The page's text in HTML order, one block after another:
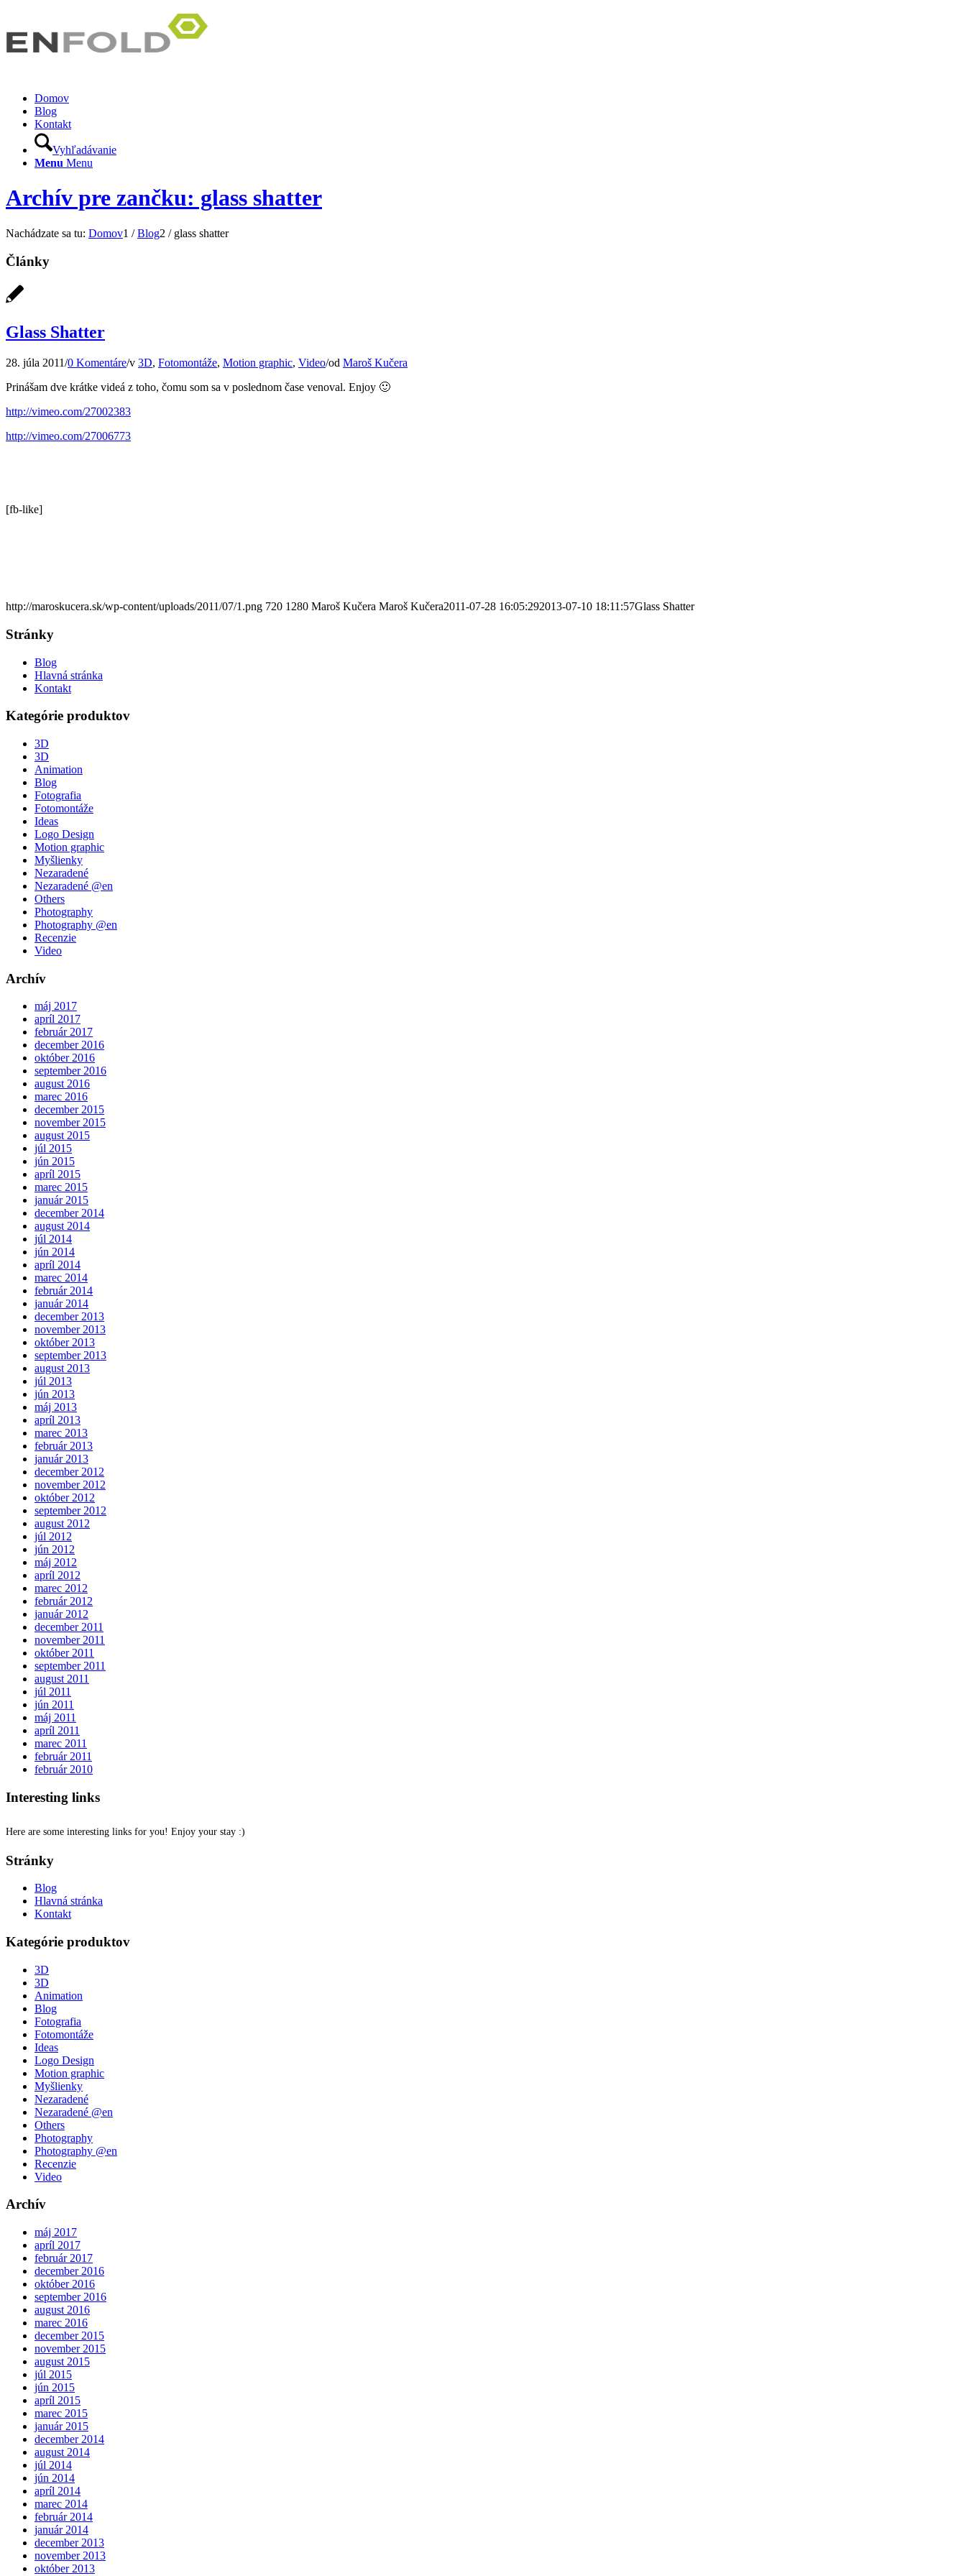
Domov
Blog
Kontakt
Vyhľadávanie
Menu Menu
Archív pre zančku: glass shatter
Nachádzate sa tu: Domov1 / Blog2 / glass shatter
Články
Glass Shatter
28. júla 2011/0 Komentáre/v 3D, Fotomontáže, Motion graphic, Video/od Maroš Kučera
Prinášam dve krátke videá z toho, čomu som sa v poslednom čase venoval. Enjoy 🙂
http://vimeo.com/27002383
http://vimeo.com/27006773
[fb-like]
http://maroskucera.sk/wp-content/uploads/2011/07/1.png 720 1280 Maroš Kučera Maroš Kučera2011-07-28 16:05:292013-07-10 18:11:57Glass Shatter
Stránky
Blog
Hlavná stránka
Kontakt
Kategórie produktov
3D
3D
Animation
Blog
Fotografia
Fotomontáže
Ideas
Logo Design
Motion graphic
Myšlienky
Nezaradené
Nezaradené @en
Others
Photography
Photography @en
Recenzie
Video
Archív
máj 2017
apríl 2017
február 2017
december 2016
október 2016
september 2016
august 2016
marec 2016
december 2015
november 2015
august 2015
júl 2015
jún 2015
apríl 2015
marec 2015
január 2015
december 2014
august 2014
júl 2014
jún 2014
apríl 2014
marec 2014
február 2014
január 2014
december 2013
november 2013
október 2013
september 2013
august 2013
júl 2013
jún 2013
máj 2013
apríl 2013
marec 2013
február 2013
január 2013
december 2012
november 2012
október 2012
september 2012
august 2012
júl 2012
jún 2012
máj 2012
apríl 2012
marec 2012
február 2012
január 2012
december 2011
november 2011
október 2011
september 2011
august 2011
júl 2011
jún 2011
máj 2011
apríl 2011
marec 2011
február 2011
február 2010
Interesting links
Here are some interesting links for you! Enjoy your stay :)
Stránky
Blog
Hlavná stránka
Kontakt
Kategórie produktov
3D
3D
Animation
Blog
Fotografia
Fotomontáže
Ideas
Logo Design
Motion graphic
Myšlienky
Nezaradené
Nezaradené @en
Others
Photography
Photography @en
Recenzie
Video
Archív
máj 2017
apríl 2017
február 2017
december 2016
október 2016
september 2016
august 2016
marec 2016
december 2015
november 2015
august 2015
júl 2015
jún 2015
apríl 2015
marec 2015
január 2015
december 2014
august 2014
júl 2014
jún 2014
apríl 2014
marec 2014
február 2014
január 2014
december 2013
november 2013
október 2013